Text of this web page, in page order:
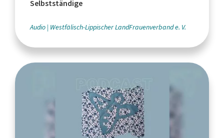
Selbstständige
Audio Westfälisch-Lippischer LandFrauenverband e. V.